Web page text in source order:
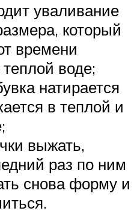
уваливание
который
времени
воде;
натирается
в теплой и
выжать,
раз по ним
снова форму и